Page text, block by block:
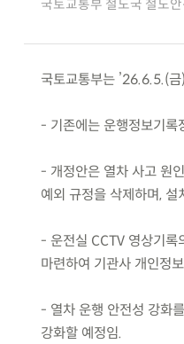
국토교통부 철도국 철도
국토교통부는 ’26.6.5.(
- 기존에는 운행정보기록
- 개정안은 열차 사고 원
예외 규정을 삭제하며,
- 운전실 CCTV 영상기록
마련하여 기관사 개인정
- 열차 운행 안전성 강화
강화할 예정임.